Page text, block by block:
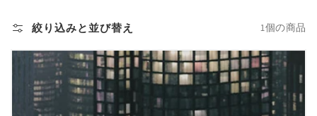
ク
シ
ョ
ン
絞り込みと並び替え 1個の商品